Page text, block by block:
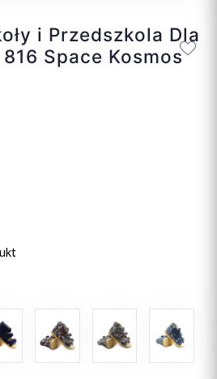
i Przedszkola Dla
Space Kosmos